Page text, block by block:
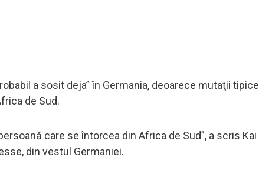
a sosit deja” în Germania, deoarece mutaţii tipice
de Sud.
care se întorcea din Africa de Sud”, a scris Kai
din vestul Germaniei.